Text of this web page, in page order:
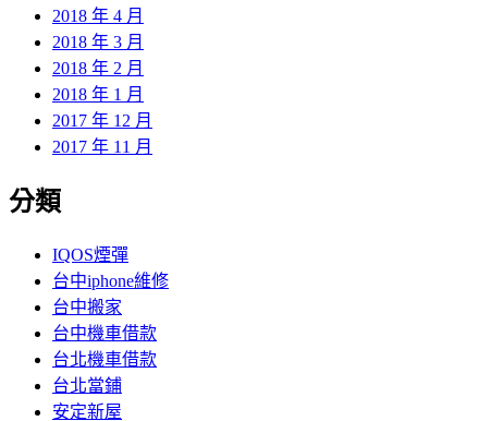
2018 年 4 月
2018 年 3 月
2018 年 2 月
2018 年 1 月
2017 年 12 月
2017 年 11 月
分類
IQOS煙彈
台中iphone維修
台中搬家
台中機車借款
台北機車借款
台北當鋪
安定新屋